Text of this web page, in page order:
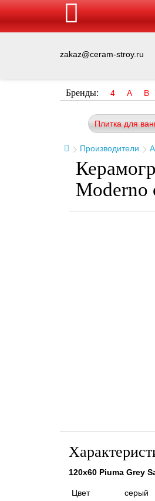
zakaz@ceram-stroy.ru
Бренды: 4 A B
Плитка для
Производители
Moderno
120x60 Piuma Grey
Цвет
серый